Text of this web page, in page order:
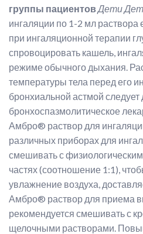
группы пациентов Дети
ингаляции по 1-2 мл раствора
при ингаляционной терапии
спровоцировать кашель,
режиме обычного дыхания.
температуры тела перед его
бронхиальной астмой
бронхоспазмолитическое
Амбро® раствор для
различных приборах для
смешивать с
частях (соотношение 1:1),
увлажнение воздуха,
Амбро® раствор для приема
рекомендуется смешивать с
щелочными растворами.